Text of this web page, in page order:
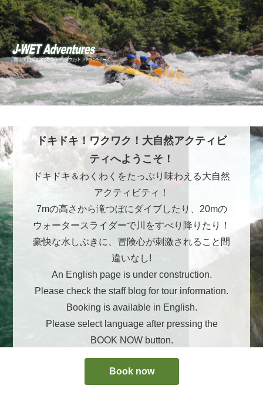
ドキドキ！ワクワク！大自然アクティビ
ティへようこそ！
ドキドキ＆わくわくをたっぷり味わえる大自然
アクティビティ！
7mの高さから滝つぼにダイブしたり、20mの
ウォータースライダーで川をすべり降りたり！
豪快な水しぶきに、冒険心が刺激されること間
違いなし!
An English page is under construction.
Please check the staff blog for tour information.
Booking is available in English.
Please select language after pressing the
BOOK NOW button.
Book now